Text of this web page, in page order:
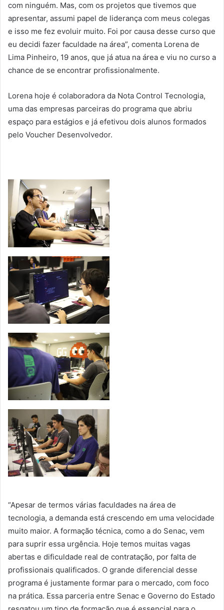
com ninguém. Mas, com os projetos que tivemos que
apresentar, assumi papel de liderança com meus colegas
e isso me fez evoluir muito. Foi por causa desse curso que
eu decidi fazer faculdade na área”, comenta Lorena de
Lima Pinheiro, 19 anos, que já atua na área e viu no curso a
chance de se encontrar profissionalmente.
Lorena hoje é colaboradora da Nota Control Tecnologia,
uma das empresas parceiras do programa que abriu
espaço para estágios e já efetivou dois alunos formados
pelo Voucher Desenvolvedor.
“Apesar de termos várias faculdades na área de
tecnologia, a demanda está crescendo em uma velocidade
muito maior. A formação técnica, como a do Senac, vem
para suprir essa urgência. Hoje temos muitas vagas
abertas e dificuldade real de contratação, por falta de
profissionais qualificados. O grande diferencial desse
programa é justamente formar para o mercado, com foco
na prática. Essa parceria entre Senac e Governo do Estado